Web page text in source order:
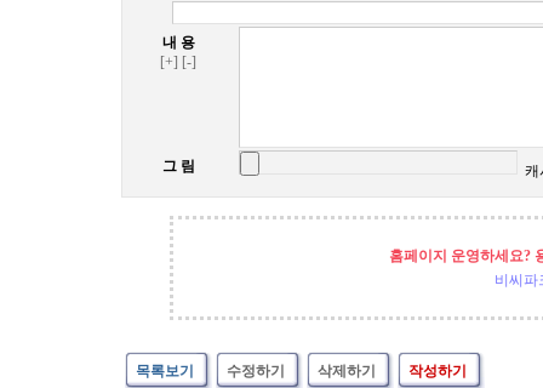
내 용
[+] [-]
그 림 캐
홈페이지 운영하세요?
비씨파
목록보기 수정하기 삭제하기 작성하기